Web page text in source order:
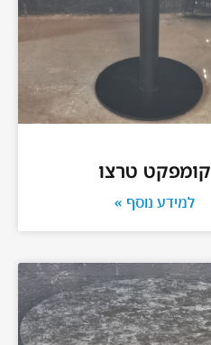
קומפקט טרצו
למידע נוסף »